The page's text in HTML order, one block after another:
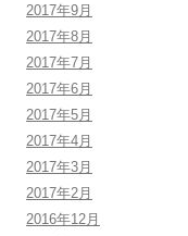
2017年9月
2017年8月
2017年7月
2017年6月
2017年5月
2017年4月
2017年3月
2017年2月
2016年12月